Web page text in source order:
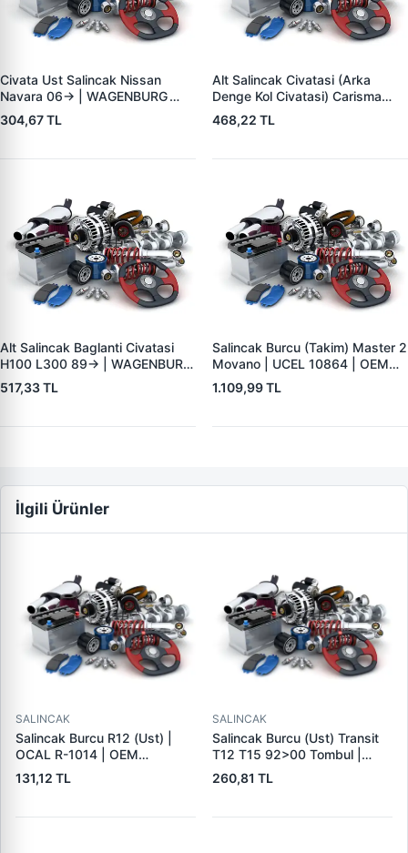
Civata Ust Salincak Nissan
Navara 06-> | WAGENBURG
35134081 | OEM 55226-7S00B
304,67 TL
Alt Salincak Civatasi (Arka
Denge Kol Civatasi) Carisma
96>06 | WAGENBURG
10633006 | OEM MR333373
468,22 TL
Alt Salincak Baglanti Civatasi
H100 L300 89-> | WAGENBURG
10234118 | OEM 54532-43002
517,33 TL
Salincak Burcu (Takim) Master 2
Movano | UCEL 10864 | OEM
7700302439 7700302440
1.109,99 TL
İlgili Ürünler
SALINCAK
Salincak Burcu R12 (Ust) |
OCAL R-1014 | OEM
7705040000
131,12 TL
SALINCAK
Salincak Burcu (Ust) Transit
T12 T15 92>00 Tombul |
ECEM 572 | OEM 92VB-
3432-AA 6608818
260,81 TL